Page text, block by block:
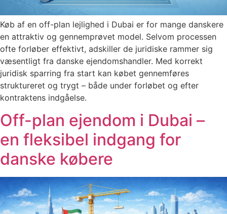
Køb af en off-plan lejlighed i Dubai er for mange danskere
en attraktiv og gennemprøvet model. Selvom processen
ofte forløber effektivt, adskiller de juridiske rammer sig
væsentligt fra danske ejendomshandler. Med korrekt
juridisk sparring fra start kan købet gennemføres
struktureret og trygt – både under forløbet og efter
kontraktens indgåelse.
Off-plan ejendom i Dubai –
en fleksibel indgang for
danske købere